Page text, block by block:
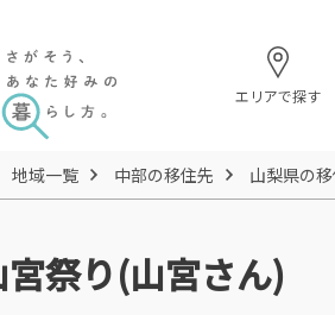
エリアで探す
地域一覧 中部の移住先 山梨県の
祭り(山宮さん)